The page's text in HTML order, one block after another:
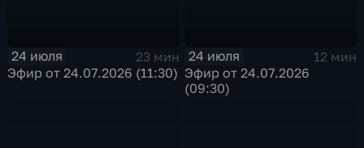
24 июля
23 мин
Эфир от 24.07.2026 (11:30)
24 июля
12 мин
Эфир от 24.07.2026
(09:30)